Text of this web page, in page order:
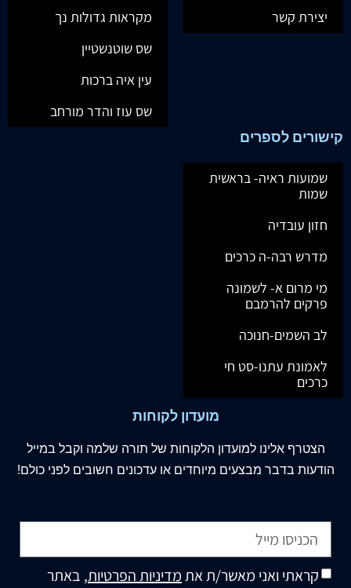
יצירת קשר
מקראות גדולות נך
שס שוטנשטיין
עין איה ברכות
שס עוז והדר מורחב
קישורים לספרים
שמועות ראיה- בראשית
שמות
חזון עובדיה
מדרש רבה-ה כרכים
מי מרום א- לשמונה
פרקים להרמבם
לב השמים-חנוכה
לאמונת עתנו-סט חי
כרכים
מועדון לקוחות
הצטרף אלינו למועדון הלקוחות של תורה שלמה וקבל במייל
הודעות בדבר מבצעים מיוחדים או עדכונים חשובים לפני כולם!
קראתי ואני מאשר/ת אתמדיניות הפרטיות, באתר